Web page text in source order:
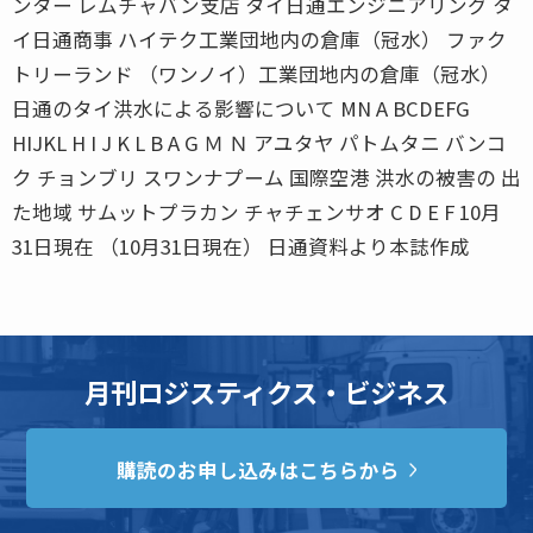
イ日通商事 ハイテク工業団地内の倉庫（冠水） ファク
トリーランド （ワンノイ）工業団地内の倉庫（冠水）
日通のタイ洪水による影響について MN A BCDEFG
HIJKL H I J K L B A G Ｍ Ｎ アユタヤ パトムタニ バンコ
ク チョンブリ スワンナプーム 国際空港 洪水の被害の 出
た地域 サムットプラカン チャチェンサオ C D E F 10月
31日現在 （10月31日現在） 日通資料より本誌作成
月刊ロジスティクス・ビジネス
購読のお申し込みはこちらから